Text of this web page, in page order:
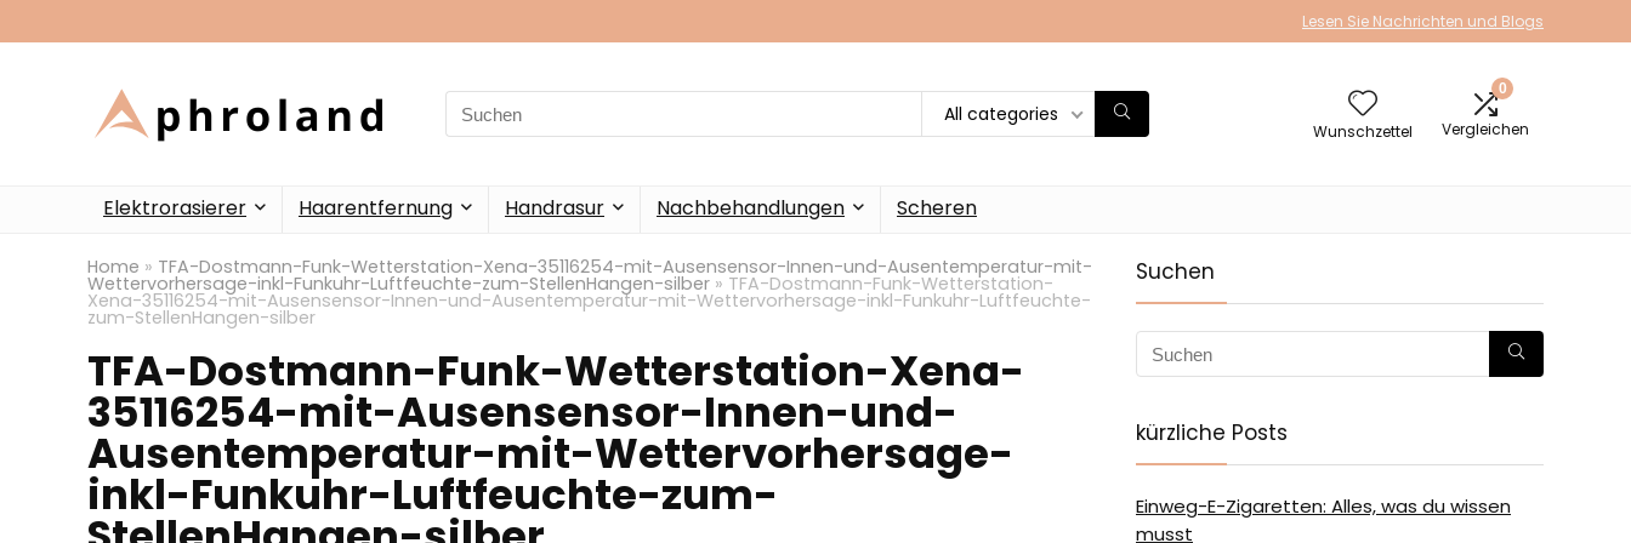
Lesen Sie Nachrichten und Blogs
Search
for:
All categories
Wunschzettel
0
Vergleichen
Elektrorasierer Haarentfernung Handrasur Nachbehandlungen Scheren
Home » TFA-Dostmann-Funk-Wetterstation-Xena-35116254-mit-Ausensensor-Innen-und-Ausentemperatur-mit-
Wettervorhersage-inkl-Funkuhr-Luftfeuchte-zum-StellenHangen-silber » TFA-Dostmann-Funk-Wetterstation-
Xena-35116254-mit-Ausensensor-Innen-und-Ausentemperatur-mit-Wettervorhersage-inkl-Funkuhr-Luftfeuchte-
zum-StellenHangen-silber
TFA-Dostmann-Funk-Wetterstation-Xena-
35116254-mit-Ausensensor-Innen-und-
Ausentemperatur-mit-Wettervorhersage-
inkl-Funkuhr-Luftfeuchte-zum-
Suchen
kürzliche Posts
Einweg-E-Zigaretten: Alles, was du wissen
musst